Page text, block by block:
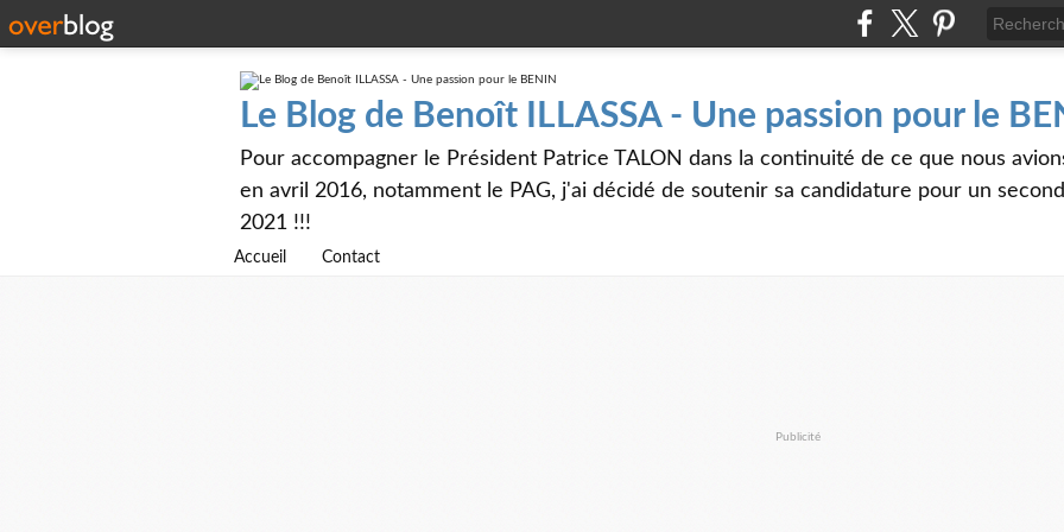
Le Blog de Benoît ILLASSA - Une passion pour le
Pour accompagner le Président Patrice TALON dans la continuité de ce que nous
en avril 2016, notamment le PAG, j'ai décidé de soutenir sa candidature pour un
2021 !!!
Accueil Contact
Publicité